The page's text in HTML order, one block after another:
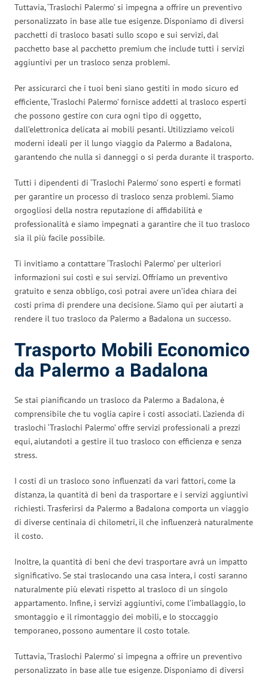
Tuttavia, ‘Traslochi Palermo’ si impegna a offrire un preventivo
personalizzato in base alle tue esigenze. Disponiamo di diversi
pacchetti di trasloco basati sullo scopo e sui servizi, dal
pacchetto base al pacchetto premium che include tutti i servizi
aggiuntivi per un trasloco senza problemi.
Per assicurarci che i tuoi beni siano gestiti in modo sicuro ed
efficiente, ‘Traslochi Palermo’ fornisce addetti al trasloco esperti
che possono gestire con cura ogni tipo di oggetto,
dall’elettronica delicata ai mobili pesanti. Utilizziamo veicoli
moderni ideali per il lungo viaggio da Palermo a Badalona,
garantendo che nulla si danneggi o si perda durante il trasporto.
Tutti i dipendenti di ‘Traslochi Palermo’ sono esperti e formati
per garantire un processo di trasloco senza problemi. Siamo
orgogliosi della nostra reputazione di affidabilità e
professionalità e siamo impegnati a garantire che il tuo trasloco
sia il più facile possibile.
Ti invitiamo a contattare ‘Traslochi Palermo’ per ulteriori
informazioni sui costi e sui servizi. Offriamo un preventivo
gratuito e senza obbligo, così potrai avere un’idea chiara dei
costi prima di prendere una decisione. Siamo qui per aiutarti a
rendere il tuo trasloco da Palermo a Badalona un successo.
Trasporto Mobili Economico
da Palermo a Badalona
Se stai pianificando un trasloco da Palermo a Badalona, è
comprensibile che tu voglia capire i costi associati. L’azienda di
traslochi ‘Traslochi Palermo’ offre servizi professionali a prezzi
equi, aiutandoti a gestire il tuo trasloco con efficienza e senza
stress.
I costi di un trasloco sono influenzati da vari fattori, come la
distanza, la quantità di beni da trasportare e i servizi aggiuntivi
richiesti. Trasferirsi da Palermo a Badalona comporta un viaggio
di diverse centinaia di chilometri, il che influenzerà naturalmente
il costo.
Inoltre, la quantità di beni che devi trasportare avrà un impatto
significativo. Se stai traslocando una casa intera, i costi saranno
naturalmente più elevati rispetto al trasloco di un singolo
appartamento. Infine, i servizi aggiuntivi, come l’imballaggio, lo
smontaggio e il rimontaggio dei mobili, e lo stoccaggio
temporaneo, possono aumentare il costo totale.
Tuttavia, ‘Traslochi Palermo’ si impegna a offrire un preventivo
personalizzato in base alle tue esigenze. Disponiamo di diversi